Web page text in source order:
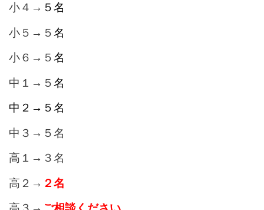
小４→ ５名
小５→５名
小６→５名
中１→５名
中２→５名
中３→５名
高１→３名
高２→ ２名